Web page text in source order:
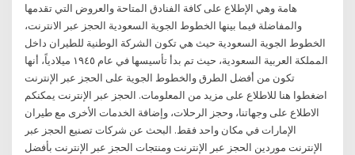
هامة وهي الإطلاع على كافة الفنادق المتاحة والعروض التي تقدمها
والمفاضلة فيما بينها الخطوط الجوية السعودية الحجز عبر الانترنت،
الخطوط الجوية السعودية حيث هي تكون الشركة الوطنية للطيران داخل
المملكة العربية السعودية، حيث تم بدأ تأسيسها في عام ١٩٤٥ ميلادياً، أنها
تكون من أفضل الطرق والخطوط الجوية على الحجز عبر الإنترنت
اضغطوا هنا للاطلاع على مزيد من المعلومات. الحجز عبر الإنترنت يمكنكم
الاطلاع على وجهاتنا، وحجز الرحلات، وإضافة الخدمات الأخرى مع طيران
الإمارات في مكان واحد فقط. البحث عن شركات تصنيع الحجز عبر
الإنترنت موردين الحجز عبر الإنترنت ومنتجات الحجز عبر الإنترنت بأفضل